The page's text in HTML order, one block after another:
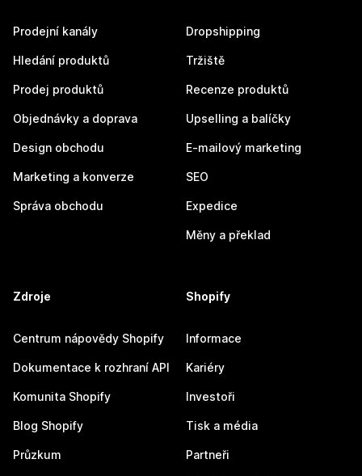
Prodejní kanály
Hledání produktů
Prodej produktů
Objednávky a doprava
Design obchodu
Marketing a konverze
Správa obchodu
Dropshipping
Tržiště
Recenze produktů
Upselling a balíčky
E-mailový marketing
SEO
Expedice
Měny a překlad
Zdroje
Centrum nápovědy Shopify
Dokumentace k rozhraní API
Komunita Shopify
Blog Shopify
Průzkum
Shopify
Informace
Kariéry
Investoři
Tisk a média
Partneři